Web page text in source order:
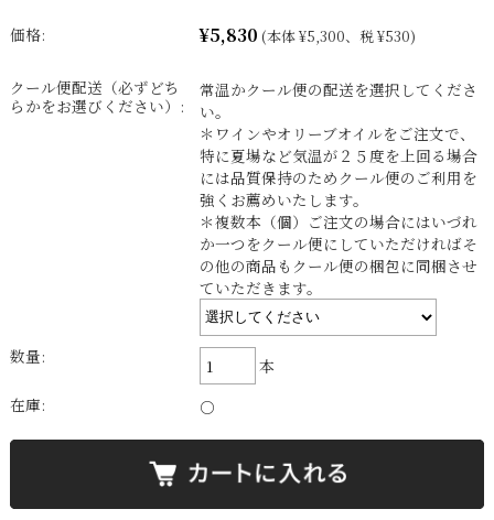
価格: ¥5,830 (本体 ¥5,300、税 ¥530)
クール便配送（必ずどち
らかをお選びください）:
常温かクール便の配送を選択してくださ
い。
＊ワインやオリーブオイルをご注文で、
特に夏場など気温が２５度を上回る場合
には品質保持のためクール便のご利用を
強くお薦めいたします。
＊複数本（個）ご注文の場合にはいづれ
か一つをクール便にしていただければそ
の他の商品もクール便の梱包に同梱させ
ていただきます。
数量:
本
在庫:
○